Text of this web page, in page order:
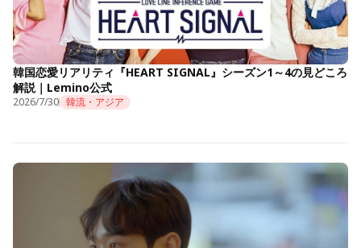
韓国恋愛リアリティ『HEART SIGNAL』シーズン1～4の見どころ
解説｜Lemino公式
2026/7/30 韓流・アジア